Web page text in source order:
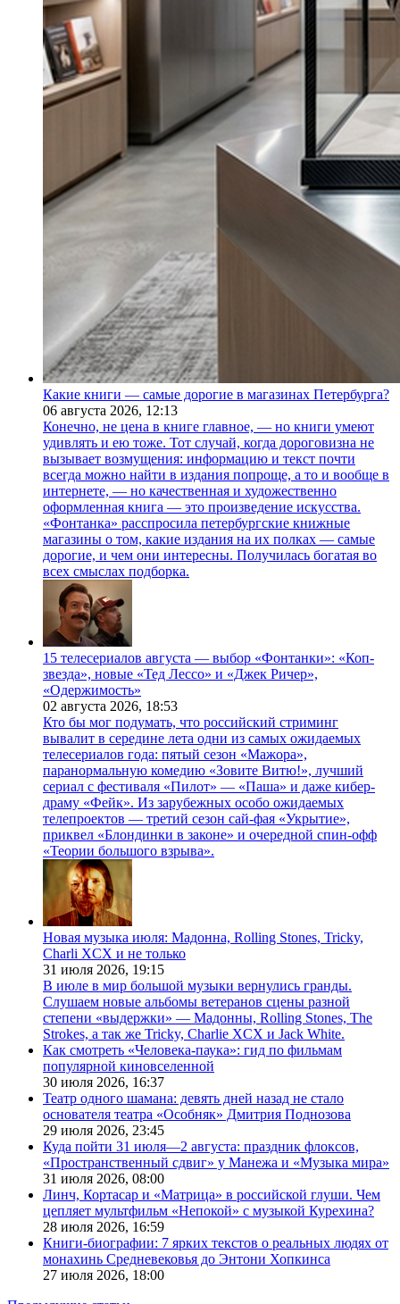
Какие книги — самые дорогие в магазинах Петербурга?
06 августа 2026, 12:13
Конечно, не цена в книге главное, — но книги умеют
удивлять и ею тоже. Тот случай, когда дороговизна не
вызывает возмущения: информацию и текст почти
всегда можно найти в издания попроще, а то и вообще в
интернете, — но качественная и художественно
оформленная книга — это произведение искусства.
«Фонтанка» расспросила петербургские книжные
магазины о том, какие издания на их полках — самые
дорогие, и чем они интересны. Получилась богатая во
всех смыслах подборка.
15 телесериалов августа — выбор «Фонтанки»: «Коп-
звезда», новые «Тед Лессо» и «Джек Ричер»,
«Одержимость»
02 августа 2026, 18:53
Кто бы мог подумать, что российский стриминг
вывалит в середине лета одни из самых ожидаемых
телесериалов года: пятый сезон «Мажора»,
паранормальную комедию «Зовите Витю!», лучший
сериал с фестиваля «Пилот» — «Паша» и даже кибер-
драму «Фейк». Из зарубежных особо ожидаемых
телепроектов — третий сезон сай-фая «Укрытие»,
приквел «Блондинки в законе» и очередной спин-офф
«Теории большого взрыва».
Новая музыка июля: Мадонна, Rolling Stones, Tricky,
Charli XCX и не только
31 июля 2026, 19:15
В июле в мир большой музыки вернулись гранды.
Слушаем новые альбомы ветеранов сцены разной
степени «выдержки» — Мадонны, Rolling Stones, The
Strokes, а так же Tricky, Charlie XCX и Jack White.
Как смотреть «Человека-паука»: гид по фильмам
популярной киновселенной
30 июля 2026, 16:37
Театр одного шамана: девять дней назад не стало
основателя театра «Особняк» Дмитрия Поднозова
29 июля 2026, 23:45
Куда пойти 31 июля—2 августа: праздник флоксов,
«Пространственный сдвиг» у Манежа и «Музыка мира»
31 июля 2026, 08:00
Линч, Кортасар и «Матрица» в российской глуши. Чем
цепляет мультфильм «Непокой» с музыкой Курехина?
28 июля 2026, 16:59
Книги-биографии: 7 ярких текстов о реальных людях от
монахинь Средневековья до Энтони Хопкинса
27 июля 2026, 18:00